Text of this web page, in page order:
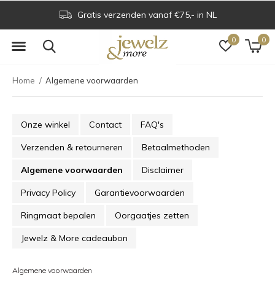
0 0
Voor 16.00 uur besteld is dezelfde dag verzonden
Home Algemene voorwaarden
Onze winkel Contact FAQ's
Verzenden & retourneren Betaalmethoden
Algemene voorwaarden Disclaimer
Privacy Policy Garantievoorwaarden
Ringmaat bepalen Oorgaatjes zetten
Jewelz & More cadeaubon
Algemene voorwaarden